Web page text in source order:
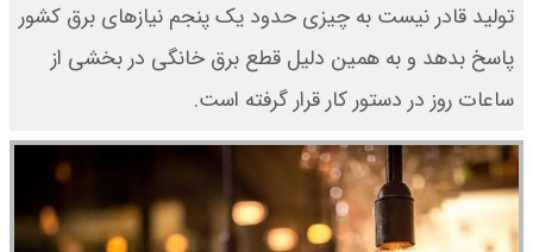
+ جدول
ثبت نام سایپا از امروز ۱۷ مرداد ۱۴۰۵
پرداخت ۵۰۰ میلیون تومان + لینک
شاخص بورس امروز شنبه ۱۷ مرداد
تولید قادر نیست به چیزی حدود یک پنجم نیازهای برق کشور
پاسخ بدهد و به همین دلیل قطع برق خانگی در بخشی از
ساعات روز در دستور کار قرار گرفته است.